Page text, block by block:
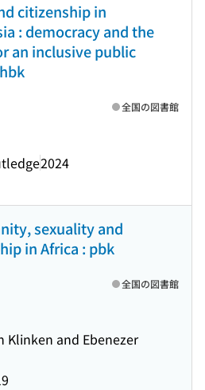
citizenship in
: democracy and the
an inclusive public
2024
全国の図書館
sexuality and
in Africa : pbk
Klinken and Ebenezer
全国の図書館